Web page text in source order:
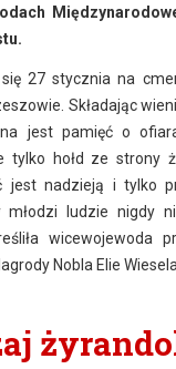
się 27 stycznia na
Składając
jest pamięć o
tylko hołd ze strony
jest nadzieją i tylko
młodzi ludzie nigdy
wicewojewoda
Nobla Elie Wiesela.